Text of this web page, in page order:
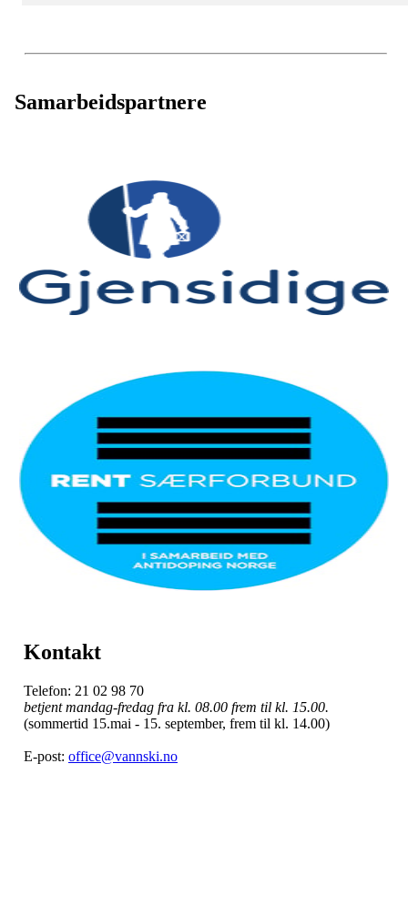
Samarbeidspartnere
Kontakt
Telefon: 21 02 98 70
betjent mandag-fredag fra kl. 08.00 frem til kl. 15.00.
(sommertid 15.mai - 15. september, frem til kl. 14.00)
E-post: office@vannski.no